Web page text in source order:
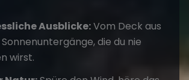
Ausblicke:Vom Deck aus
die du nie
wirst.